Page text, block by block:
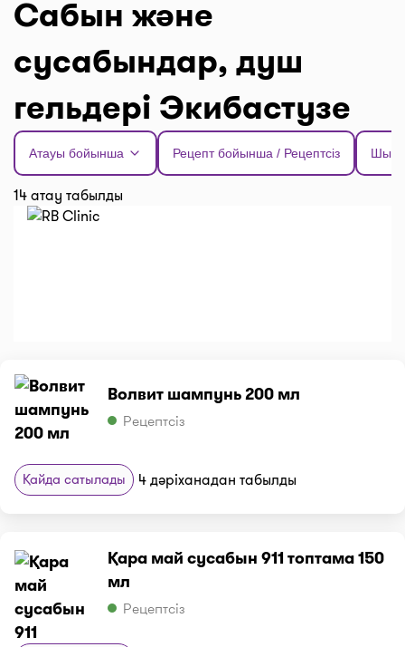
Сабын және
сусабындар, душ
гельдері Экибастузе
Атауы бойынша Рецепт бойынша / Рецептсіз
14 атау табылды
Волвит шампунь 200 мл
Рецептсіз
Қайда сатылады 4 дәріханадан табылды
Қара май сусабын 911 топтама 150
мл
Рецептсіз